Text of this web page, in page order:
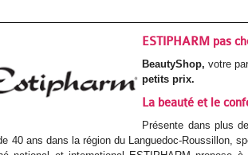
ESTIPHARM pas
BeautyShop,votre
petits prix.
La beauté et le
Présente dans plus
40 ans dans la région du Languedoc-Roussillon,